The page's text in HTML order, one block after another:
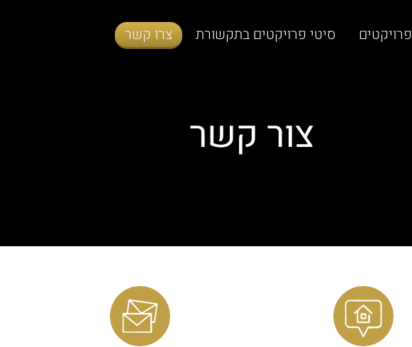
פרויקטים סיטי פרויקטים בתקשורת צרו קשר
צור קשר